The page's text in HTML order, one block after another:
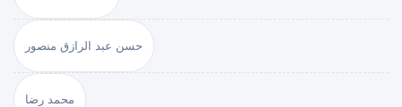
حسن عبد الرازق منصور
محمد رضا